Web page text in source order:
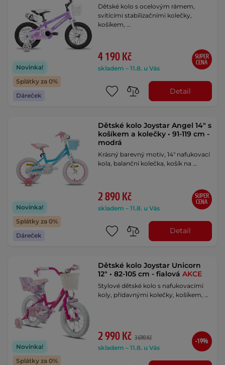
Novinka!
Splátky za 0%
Dáreček
Dětské kolo s ocelovým rámem,
svítícími stabilizačními kolečky,
košíkem, …
4 190 Kč
skladem – 11.8. u Vás
SUPER
CENA
Detail
Novinka!
Splátky za 0%
Dáreček
Dětské kolo Joystar Angel 14" s
košíkem a kolečky • 91-119 cm -
modrá
Krásný barevný motiv, 14" nafukovací
kola, balanční kolečka, košík na …
2 890 Kč
skladem – 11.8. u Vás
SUPER
CENA
Detail
Novinka!
Splátky za 0%
Dětské kolo Joystar Unicorn
12" • 82-105 cm - fialováAKCE
Stylové dětské kolo s nafukovacími
koly, přídavnými kolečky, košíkem, …
2 990 Kč 3 690 Kč
skladem – 11.8. u Vás
-19%